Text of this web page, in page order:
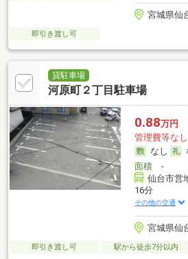
宮城県仙
即引き渡し可
貸駐車場
河原町２丁目駐車場
0.88万円
管理費等なし
なし
面積-
仙台市営
16分
その他の交通
宮城県仙
即引き渡し可 駅から徒歩7分以内